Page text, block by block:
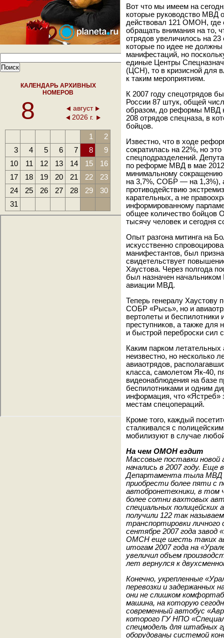
КАЛЕНДАРЬ АРХИВНЫХ
НОМЕРОВ
8
август
2026 г.
1
2
3
4 5 6 7 8
9
10
11 12 13 14 15
16
17
18 19 20 21 22
23
24
25 26 27 28 29
30
31
Вот что мы имеем на
которые руководство МВД
действовал 121 ОМОН, где
обращать внимания на то,
отрядов увеличилось на
которые по идее не должны
манифестаций, но
единые Центры
(ЦСН), то в кризисной для
к таким мероприятиям.
К 2007 году спецотрядов
России 87 штук, общей
образом, до реформы МВД к
208 отрядов спецназа, в
бойцов.
Известно, что в ходе
сократилась на 22%, но
спецподразделений.
по реформе МВД в мае
минимальному
на 3,7%, СОБР — на 1,3%),
противодействию
карательных, а не
информированному
общее количество
тысячу человек и сегодня
Опыт разгона митинга на
искусственно
манифестантов, был
свидетельствует
Хаустова. Через полгода
был назначен начальником
авиации МВД.
Теперь генералу
СОБР «Рысь», но и
вертолеты и беспилотники
преступников, а также
и быстрой переброски сил
Каким парком летательных
неизвестно, но несколько
авиаотрядов,
класса, самолетом Як-40,
видеонаблюдения на базе
беспилотниками и одним
информация, что «Ястреб»
местам спецопераций.
Кроме того, каждый
сталкивался с
мобилизуют в случае
На чем ОМОН ездит
Массовые поставки новой
начались в 2007 году. Еще
Департамента тыла МВД
приобрести более пяти с
автобронетехники, в том
более сотни вахтовых
специальных
получили 122 так
транспортировки личного
сентябре 2007 года
ОМСН еще шесть таких
итогам 2007 года на
увеличил объем
лет вернулся к
Конечно, укрепленные
перевозки и задержанных
они не слишком
машина, на которую
современный автобус
которого ГУ НПО
спецмодель для штабных
оборудованы системой